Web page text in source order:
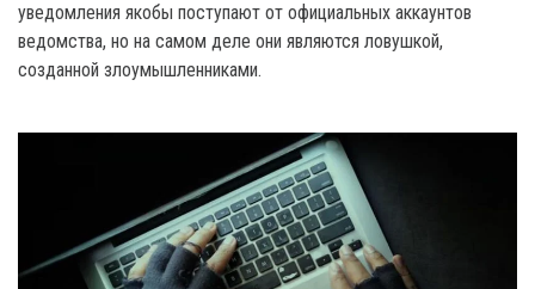
уведомления якобы поступают от официальных аккаунтов
ведомства, но на самом деле они являются ловушкой,
созданной злоумышленниками.